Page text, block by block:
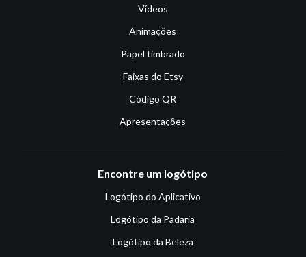
Vídeos
Animações
Papel timbrado
Faixas do Etsy
Código QR
Apresentações
Encontre um logótipo
Logótipo do Aplicativo
Logótipo da Padaria
Logótipo da Beleza